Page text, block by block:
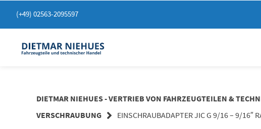
zum
(+49) 02563-2095597
DIETMAR NIEHUES - VERTRIEB VON FAHRZEUGTEILEN &
VERSCHRAUBUNG
EINSCHRAUBADAPTER JIC G 9/16 – 9/16″